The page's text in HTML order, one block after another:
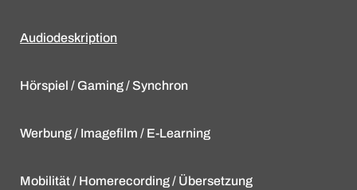
Audiodeskription
Hörspiel / Gaming / Synchron
Werbung / Imagefilm / E-Learning
Mobilität / Homerecording / Übersetzung